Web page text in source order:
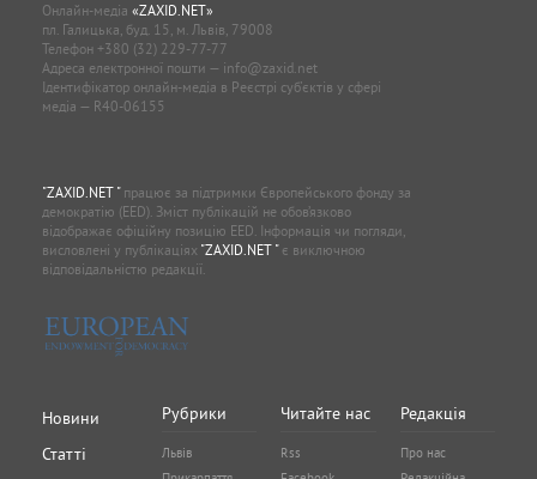
Онлайн-медіа «ZAXID.NET»
пл. Галицька, буд. 15, м. Львів, 79008
Телефон +380 (32) 229-77-77
Адреса електронної пошти — info@zaxid.net
Ідентифікатор онлайн-медіа в Реєстрі суб'єктів у сфері
медіа — R40-06155
"ZAXID.NET "працює за підтримки Європейського фонду за
демократію (EED). Зміст публікацій не обов’язково
відображає офіційну позицію EED. Інформація чи погляди,
висловлені у публікаціях "ZAXID.NET "є виключною
відповідальністю редакції.
Новини
Статті
Рубрики
Львів
Читайте нас
Rss
Редакція
Про нас